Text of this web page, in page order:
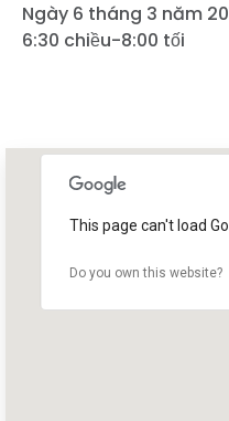
Ngày 6 tháng 3 năm
6:30 chiều-8:00 tối
This page can't load
Do you own this website?